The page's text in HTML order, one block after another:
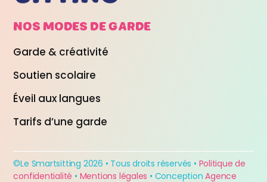
NOS MODES DEGARDE
Garde & créativité
Soutien scolaire
Éveil aux langues
Tarifs d’une garde
©Le Smartsitting 2026 • Tous droits réservés • Politique de
confidentialité • Mentions légales • ConceptionAgence